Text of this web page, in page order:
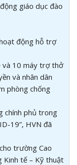
giáo dục đào
động hỗ trợ
và 10 máy trợ thở
và nhân dân
phòng chống
chính phủ trong
19”, HVN đã
trường Cao
Kinh tế – Kỹ thuật